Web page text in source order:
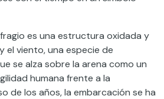
es una estructura oxidada y
el viento, una especie de
se alza sobre la arena como un
humana frente a la
de los años, la embarcación se ha